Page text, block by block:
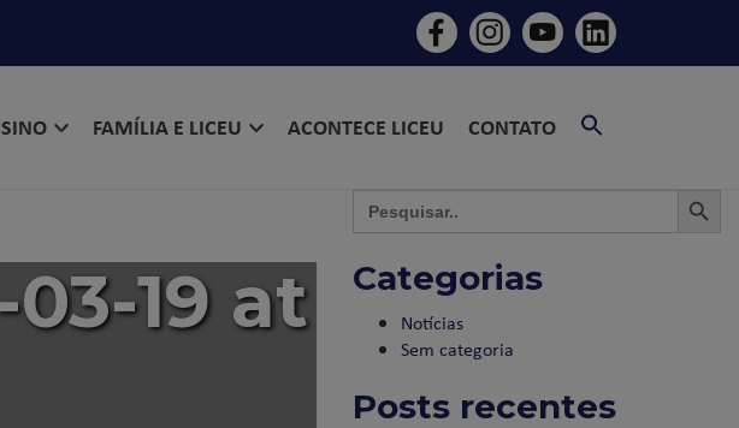
FAMÍLIA E LICEU ACONTECE LICEU CONTATO
19 at
Search
for:
Categorias
Notícias
Sem categoria
Posts recentes